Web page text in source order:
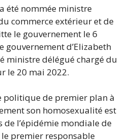
été nommée ministre
commerce extérieur et de
le gouvernement le 6
gouvernement d’Elizabeth
ministre délégué chargé du
le 20 mai 2022.
politique de premier plan à
son homosexualité est
de l’épidémie mondiale de
premier responsable